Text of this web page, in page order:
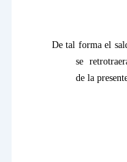
De tal forma el
se
de la